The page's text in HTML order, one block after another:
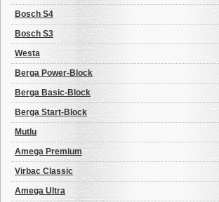
Bosch S4
Bosch S3
Westa
Berga Power-Block
Berga Basic-Block
Berga Start-Block
Mutlu
Amega Premium
Virbac Classic
Amega Ultra